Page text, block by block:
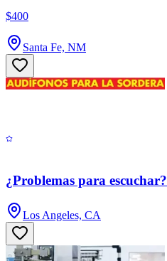
$400
Santa Fe, NM
¿Problemas para escuchar?
Los Angeles, CA